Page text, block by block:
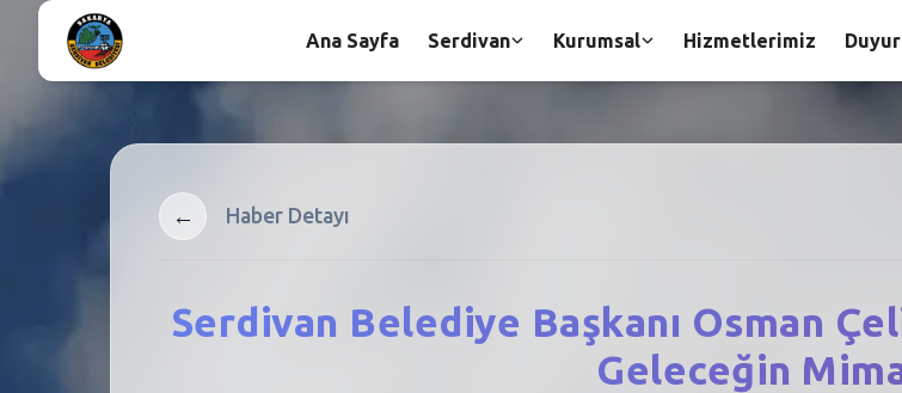
← Haber Detayı
Serdivan Belediye Başkanı Osman
Geleceğin
Ana Sayfa Serdivan Kurumsal Hizmetlerimiz